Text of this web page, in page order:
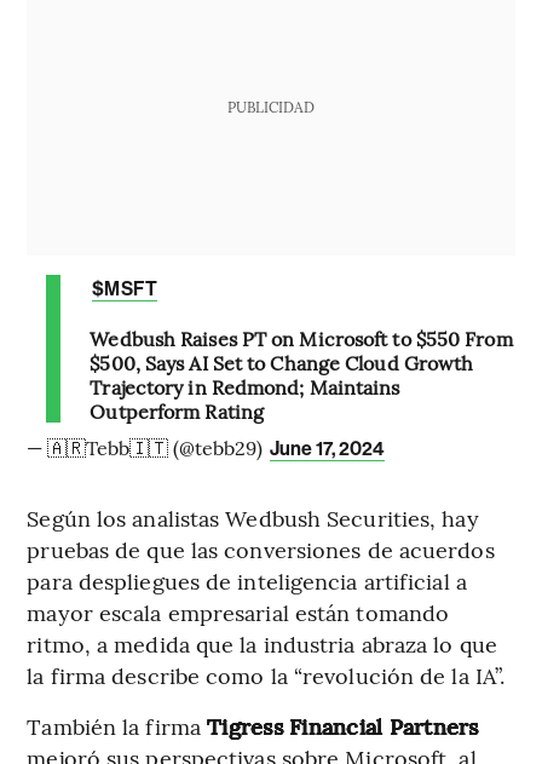
PUBLICIDAD
$MSFT
Wedbush Raises PT on Microsoft to $550 From
$500, Says AI Set to Change Cloud Growth
Trajectory in Redmond; Maintains
Outperform Rating
— 🇦🇷Tebb🇮🇹 (@tebb29) June 17, 2024
Según los analistas Wedbush Securities, hay
pruebas de que las conversiones de acuerdos
para despliegues de inteligencia artificial a
mayor escala empresarial están tomando
ritmo, a medida que la industria abraza lo que
la firma describe como la “revolución de la IA”.
También la firma Tigress Financial Partners
mejoró sus perspectivas sobre Microsoft, al